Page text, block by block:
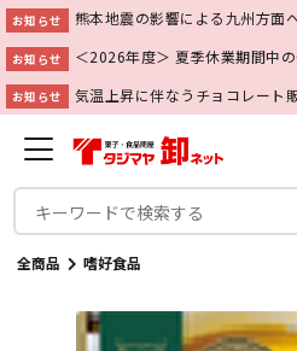
お知らせ 熊本地震の影響による九州方面
お知らせ ＜2026年度＞ 夏季休業期間中
お知らせ 気温上昇に伴なうチョコレート
全商品 嗜好食品